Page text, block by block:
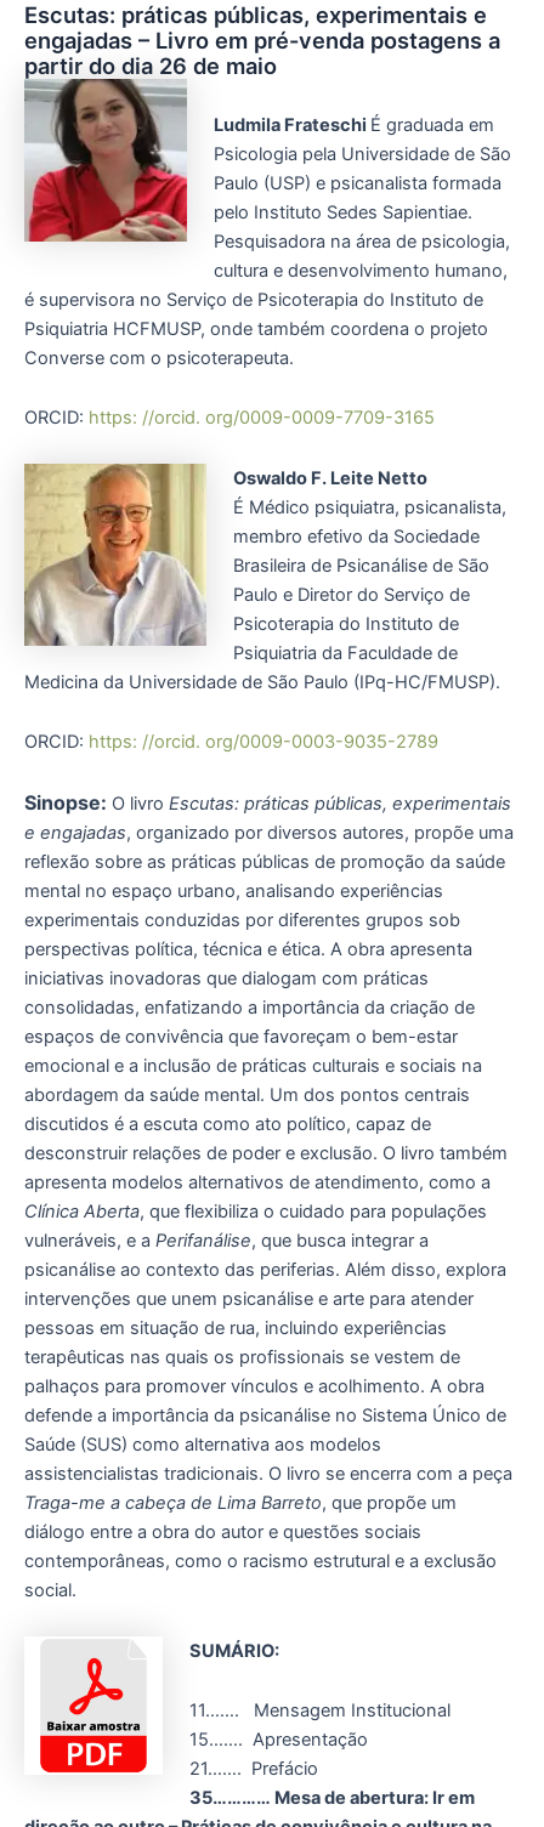
Escutas: práticas públicas, experimentais e
engajadas – Livro em pré-venda postagens a
partir do dia 26 de maio
Ludmila Frateschi É graduada em
Psicologia pela Universidade de São
Paulo (USP) e psicanalista formada
pelo Instituto Sedes Sapientiae.
Pesquisadora na área de psicologia,
cultura e desenvolvimento humano,
é supervisora no Serviço de Psicoterapia do Instituto de
Psiquiatria HCFMUSP, onde também coordena o projeto
Converse com o psicoterapeuta.
ORCID: https: //orcid. org/0009-0009-7709-3165
Oswaldo F. Leite Netto
É Médico psiquiatra, psicanalista,
membro efetivo da Sociedade
Brasileira de Psicanálise de São
Paulo e Diretor do Serviço de
Psicoterapia do Instituto de
Psiquiatria da Faculdade de
Medicina da Universidade de São Paulo (IPq-HC/FMUSP).
ORCID: https: //orcid. org/0009-0003-9035-2789
Sinopse: O livro Escutas: práticas públicas, experimentais
e engajadas, organizado por diversos autores, propõe uma
reflexão sobre as práticas públicas de promoção da saúde
mental no espaço urbano, analisando experiências
experimentais conduzidas por diferentes grupos sob
perspectivas política, técnica e ética. A obra apresenta
iniciativas inovadoras que dialogam com práticas
consolidadas, enfatizando a importância da criação de
espaços de convivência que favoreçam o bem-estar
emocional e a inclusão de práticas culturais e sociais na
abordagem da saúde mental. Um dos pontos centrais
discutidos é a escuta como ato político, capaz de
desconstruir relações de poder e exclusão. O livro também
apresenta modelos alternativos de atendimento, como a
Clínica Aberta, que flexibiliza o cuidado para populações
vulneráveis, e a Perifanálise, que busca integrar a
psicanálise ao contexto das periferias. Além disso, explora
intervenções que unem psicanálise e arte para atender
pessoas em situação de rua, incluindo experiências
terapêuticas nas quais os profissionais se vestem de
palhaços para promover vínculos e acolhimento. A obra
defende a importância da psicanálise no Sistema Único de
Saúde (SUS) como alternativa aos modelos
assistencialistas tradicionais. O livro se encerra com a peça
Traga-me a cabeça de Lima Barreto, que propõe um
diálogo entre a obra do autor e questões sociais
contemporâneas, como o racismo estrutural e a exclusão
social.
SUMÁRIO:
11……. Mensagem Institucional
15……. Apresentação
21……. Prefácio
35………… Mesa de abertura: Ir em